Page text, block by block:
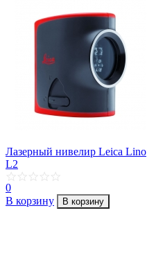
Лазерный нивелир Leica Lino
L2
0
В корзину
В корзину